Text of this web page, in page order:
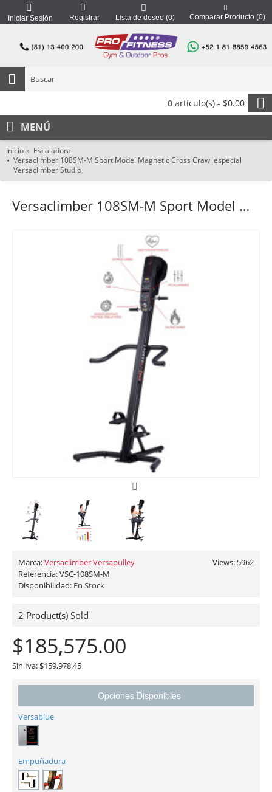
Iniciar Sesión Registrar Lista de deseo (0) Comparar Producto (0)
0 artículo(s) - $0.00
MENÚ
Inicio
Escaladora
Versaclimber 108SM-M Sport Model Magnetic Cross Crawl especial
Versaclimber Studio
Versaclimber 108SM-M Sport Model Magnetic Cross Crawl especial Versaclimber Studio
Views: 5962
Marca:Versaclimber Versapulley
Referencia:VSC-108SM-M
Disponibilidad: En Stock
2 Product(s) Sold
$185,575.00
Sin Iva: $159,978.45
Opciones Disponibles
Versablue
Empuñadura